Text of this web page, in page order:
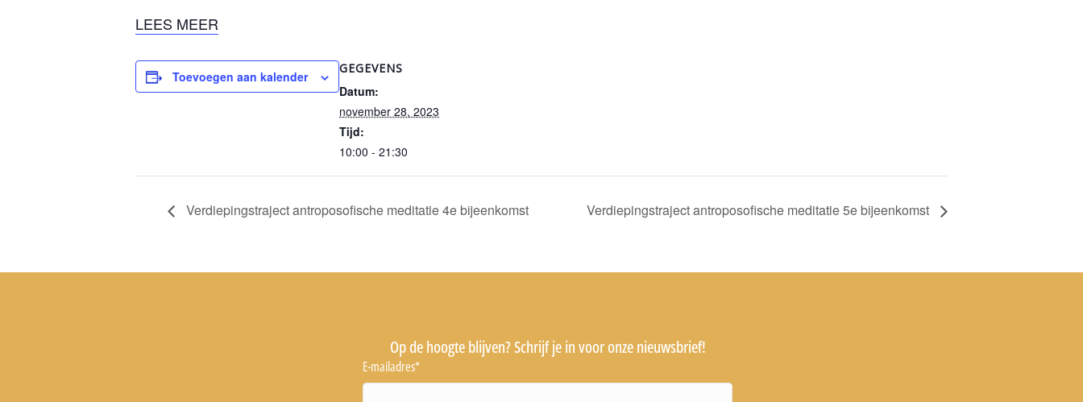
LEES MEER
Toevoegen aan kalender
GEGEVENS
Datum:
november 28, 2023
Tijd:
10:00 - 21:30
Verdiepingstraject antroposofische meditatie 4e bijeenkomst Verdiepingstraject antroposofische meditatie 5e bijeenkomst
Op de hoogte blijven? Schrijf je in voor onze nieuwsbrief!
E-mailadres*